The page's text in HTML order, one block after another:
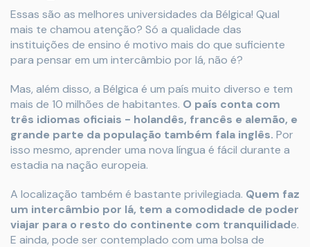
Essas são as melhores universidades da Bélgica! Qual
mais te chamou atenção? Só a qualidade das
instituições de ensino é motivo mais do que suficiente
para pensar em um intercâmbio por lá, não é?
Mas, além disso, a Bélgica é um país muito diverso e tem
mais de 10 milhões de habitantes. O país conta com
três idiomas oficiais - holandês, francês e alemão, e
grande parte da população também fala inglês. Por
isso mesmo, aprender uma nova língua é fácil durante a
estadia na nação europeia.
A localização também é bastante privilegiada. Quem faz
um intercâmbio por lá, tem a comodidade de poder
viajar para o resto do continente com tranquilidade.
E ainda, pode ser contemplado com uma bolsa de